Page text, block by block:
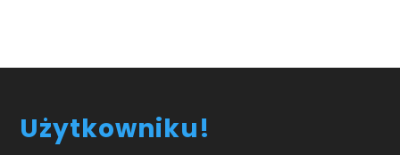
Użytkowniku!